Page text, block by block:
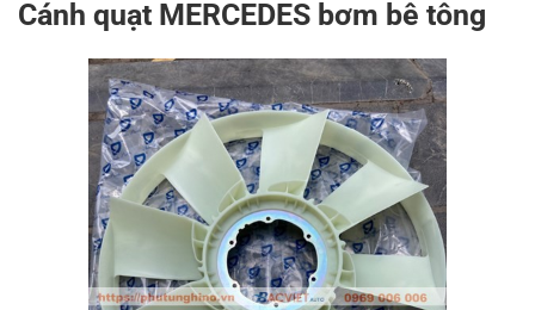
Cánh quạt MERCEDES bơm bê tông